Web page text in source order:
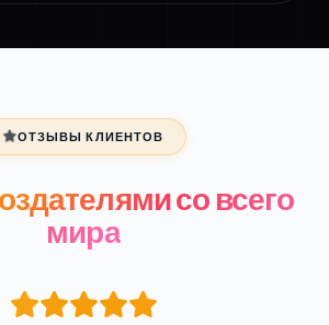
ОТЗЫВЫ КЛИЕНТОВ
со всего
мира